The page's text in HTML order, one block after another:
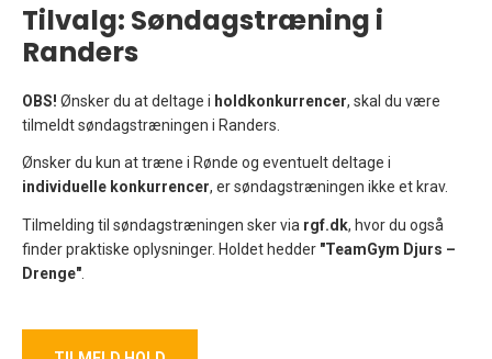
Tilvalg: Søndagstræning i
Randers
OBS! Ønsker du at deltage i holdkonkurrencer, skal du være
tilmeldt søndagstræningen i Randers.
Ønsker du kun at træne i Rønde og eventuelt deltage i
individuelle konkurrencer, er søndagstræningen ikke et krav.
Tilmelding til søndagstræningen sker via rgf.dk, hvor du også
finder praktiske oplysninger. Holdet hedder "TeamGym Djurs –
Drenge"